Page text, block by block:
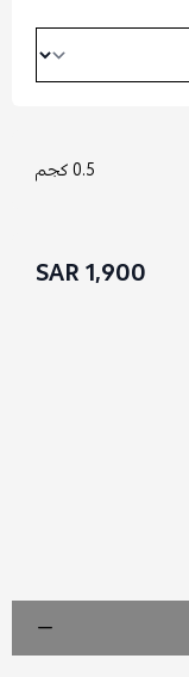
0.5 كجم
1,900 SAR